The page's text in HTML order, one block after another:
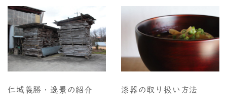
仁城義勝・逸景の紹介 漆器の取り扱い方法